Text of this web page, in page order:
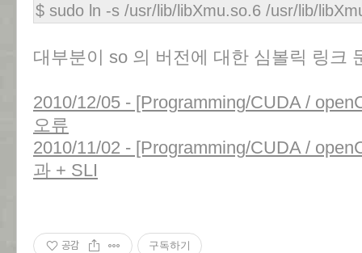
$ sudo ln -s /usr/lib/libXmu.so.6 /usr/lib/
대부분이 so 의 버전에 대한 심볼릭 링크
2010/12/05 - [Programming/CUDA /
오류
2010/11/02 - [Programming/CUDA /
과 + SLI
공감 구독하기